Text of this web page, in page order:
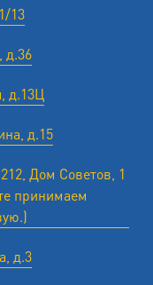
13
д.36
д.13Ц
д.15
Дом Советов, 1
принимаем
д.3